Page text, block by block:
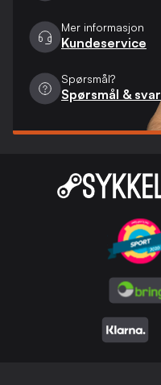
Mer informasjon
Kundeservice
Spørsmål?
Spørsmål & svar